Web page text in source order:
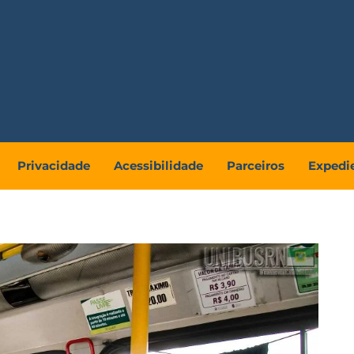
Privacidade Acessibilidade Parceiros